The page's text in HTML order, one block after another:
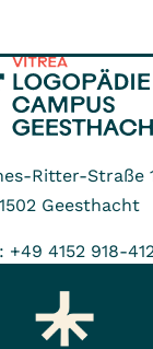
Ritter-Straße
Geesthacht
+49 4152 918-412